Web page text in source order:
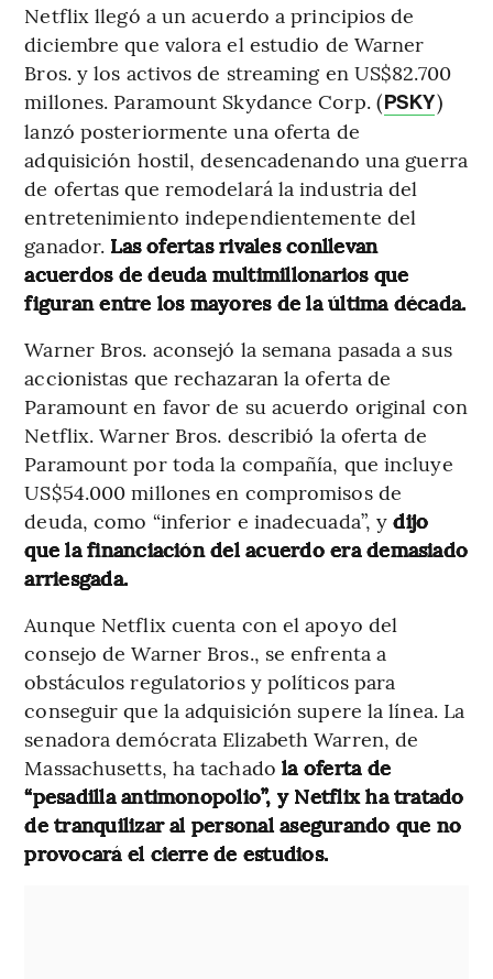
Netflix llegó a un acuerdo a principios de
diciembre que valora el estudio de Warner
Bros. y los activos de streaming en US$82.700
millones. Paramount Skydance Corp. (PSKY)
lanzó posteriormente una oferta de
adquisición hostil, desencadenando una guerra
de ofertas que remodelará la industria del
entretenimiento independientemente del
ganador. Las ofertas rivales conllevan
acuerdos de deuda multimillonarios que
figuran entre los mayores de la última década.
Warner Bros. aconsejó la semana pasada a sus
accionistas que rechazaran la oferta de
Paramount en favor de su acuerdo original con
Netflix. Warner Bros. describió la oferta de
Paramount por toda la compañía, que incluye
US$54.000 millones en compromisos de
deuda, como “inferior e inadecuada”, ydijo
que la financiación del acuerdo era demasiado
arriesgada.
Aunque Netflix cuenta con el apoyo del
consejo de Warner Bros., se enfrenta a
obstáculos regulatorios y políticos para
conseguir que la adquisición supere la línea. La
senadora demócrata Elizabeth Warren, de
Massachusetts, ha tachado la oferta de
“pesadilla antimonopolio”, y Netflix ha tratado
de tranquilizar al personal asegurando que no
provocará el cierre de estudios.